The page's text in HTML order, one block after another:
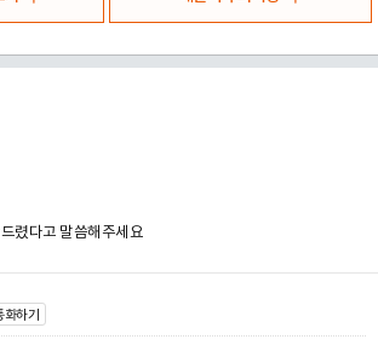
렸다고 말씀해주세요
화하기